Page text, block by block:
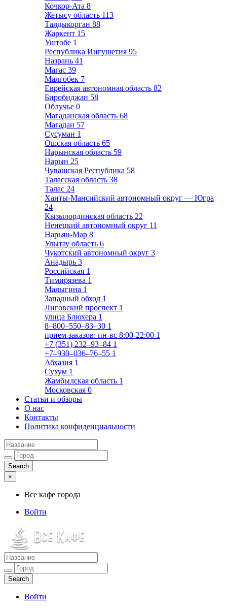
Кочкор-Ата 8
Жетысу область 113
Талдыкорган 88
Жаркент 15
Уштобе 1
Республика Ингушетия 95
Назрань 41
Магас 39
Малгобек 7
Еврейская автономная область 82
Биробиджан 58
Облучье 0
Магаданская область 68
Магадан 57
Сусуман 1
Ошская область 65
Нарынская область 59
Нарын 25
Чувашская Республика 58
Таласская область 38
Талас 24
Ханты-Мансийский автономный округ — Югра
24
Кызылординская область 22
Ненецкий автономный округ 11
Нарьян-Мар 8
Улытау область 6
Чукотский автономный округ 3
Анадырь 3
Российская 1
Тимирязева 1
Малыгина 1
Западный обход 1
Лиговский проспект 1
улица Блюхера 1
8‒800‒550‒83‒30 1
прием заказов: пн-вс 8:00-22:00 1
+7 (351) 232‒93‒84 1
+7‒930‒036‒76‒55 1
Абхазия 1
Сухум 1
Жамбылская область 1
Московская 0
Статьи и обзоры
О нас
Контакты
Политика конфиденциальности
×
Все кафе города
Войти
Все кафе города
Каталог хороших кафе
Войти